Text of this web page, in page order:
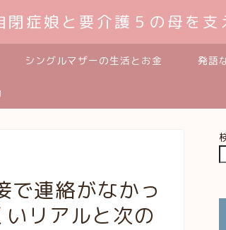
症娘と要介護５の母を支
シングルマザーの生活とお金 発語
で連絡がなかっ
リアルと次の